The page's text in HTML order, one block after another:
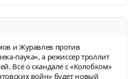
и Журавлев против
паука», а режиссер троллит
Всё о скандале с «Колобком»
войн» будет новый